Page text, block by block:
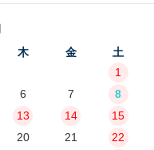
木 金
土
1
6 7
8
13 14
15
20 21
22